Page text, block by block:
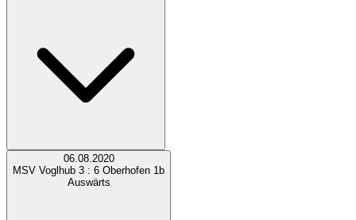
06.08.2020
MSV Voglhub 3 : 6 Oberhofen 1b
Auswärts